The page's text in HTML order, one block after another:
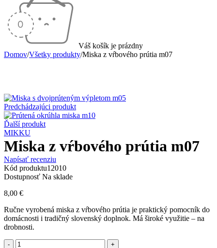
Váš košík je prázdny
Domov/Všetky produkty/Miska z vŕbového prútia m07
Predchádzajúci produkt
Ďalší produkt
MIKKU
Miska z vŕbového prútia m07
Napísať recenziu
Kód produktu12010
Dostupnosť Na sklade
8,00 €
Ručne vyrobená miska z vŕbového prútia je praktický pomocník do
domácnosti i tradičný slovenský doplnok. Má široké využitie – na
drobnosti.
Počet